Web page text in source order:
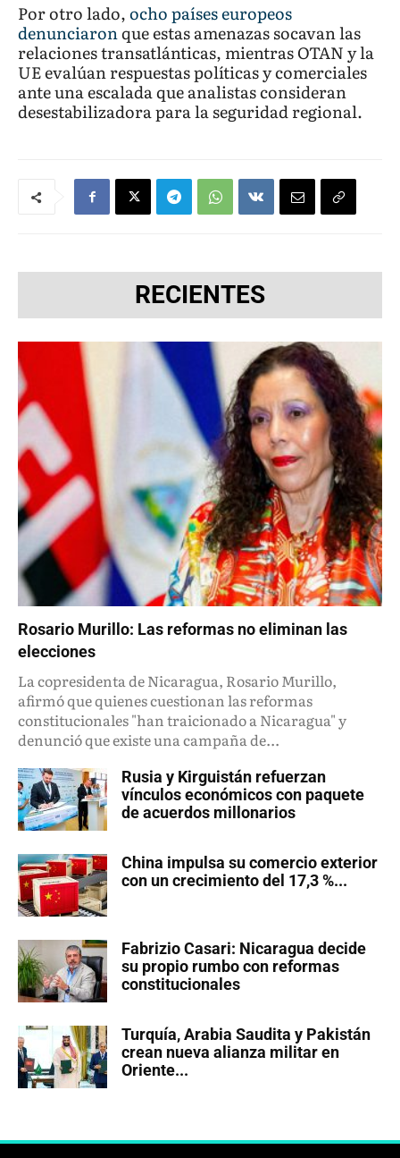
Por otro lado,ocho países europeos
denunciaronque estas amenazas socavan las
relaciones transatlánticas, mientras OTAN y la
UE evalúan respuestas políticas y comerciales
ante una escalada que analistas consideran
desestabilizadora para la seguridad regional.
RECIENTES
Rosario Murillo: Las reformas no eliminan las
elecciones
La copresidenta de Nicaragua, Rosario Murillo,
afirmó que quienes cuestionan las reformas
constitucionales "han traicionado a Nicaragua" y
denunció que existe una campaña de...
Rusia y Kirguistán refuerzan
vínculos económicos con paquete
de acuerdos millonarios
China impulsa su comercio exterior
con un crecimiento del 17,3 %...
Fabrizio Casari: Nicaragua decide
su propio rumbo con reformas
constitucionales
Turquía, Arabia Saudita y Pakistán
crean nueva alianza militar en
Oriente...